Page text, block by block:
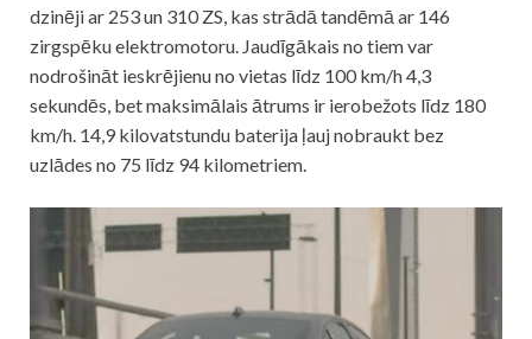
dzinēji ar 253 un 310 ZS, kas strādā tandēmā ar 146
zirgspēku elektromotoru. Jaudīgākais no tiem var
nodrošināt ieskrējienu no vietas līdz 100 km/h 4,3
sekundēs, bet maksimālais ātrums ir ierobežots līdz 180
km/h. 14,9 kilovatstundu baterija ļauj nobraukt bez
uzlādes no 75 līdz 94 kilometriem.